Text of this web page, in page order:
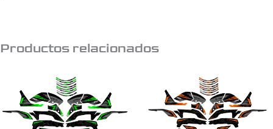
Productos relacionados